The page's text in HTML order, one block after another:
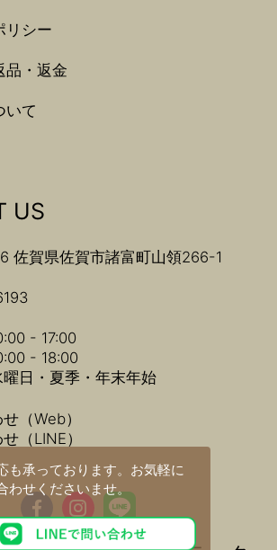
も承っております。 お気軽に
わせくださいませ。
リシー
品・返金
いて
US
佐賀県佐賀市諸富町山領266-1
- 17:00
- 18:00
日・夏季・年末年始
（Web）
（LINE）